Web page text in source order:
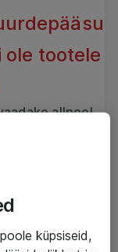
ole tootele
allpool
küpsiseid,